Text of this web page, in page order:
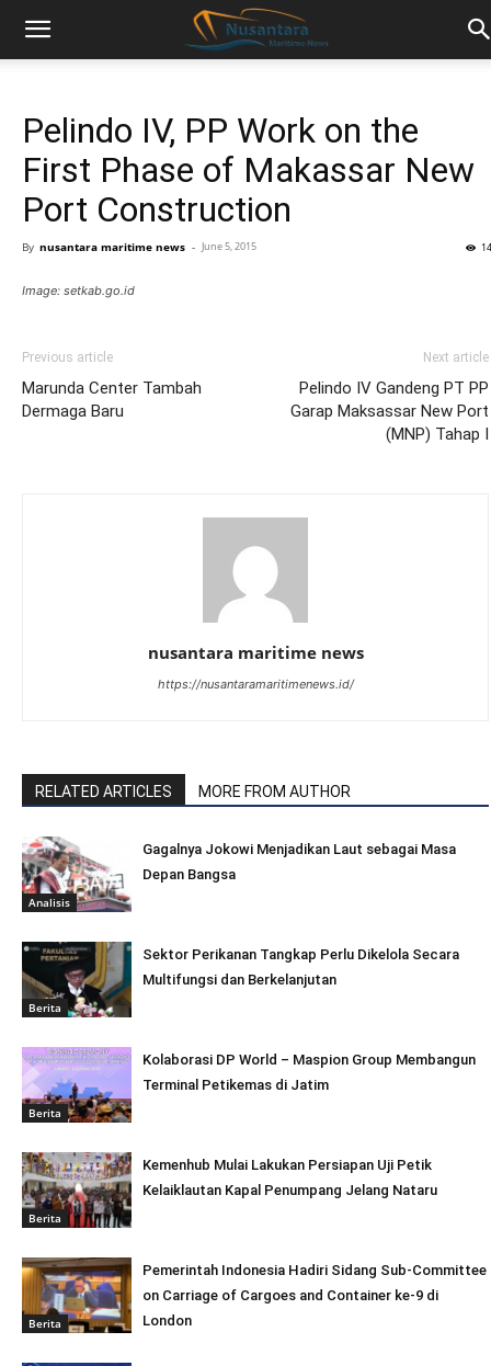
Pelindo IV, PP Work on the
First Phase of Makassar New
Port Construction
By nusantara maritime news - June 5, 2015
Image: setkab.go.id
Previous article
Marunda Center Tambah
Dermaga Baru
Next article
Pelindo IV Gandeng PT PP
Garap Maksassar New Port
(MNP) Tahap I
nusantara maritime news
https://nusantaramaritimenews.id/
RELATED ARTICLES MORE FROM AUTHOR
Analisis
Gagalnya Jokowi Menjadikan Laut sebagai Masa
Depan Bangsa
Berita
Sektor Perikanan Tangkap Perlu Dikelola Secara
Multifungsi dan Berkelanjutan
Berita
Kolaborasi DP World – Maspion Group Membangun
Terminal Petikemas di Jatim
Berita
Kemenhub Mulai Lakukan Persiapan Uji Petik
Kelaiklautan Kapal Penumpang Jelang Nataru
Berita
Pemerintah Indonesia Hadiri Sidang Sub-Committee
on Carriage of Cargoes and Container ke-9 di
London